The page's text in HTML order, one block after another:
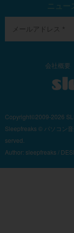
会社概要
Copyright©2009-2026
Sleepfreaks © パソコン
served.
Author: sleepfreaks /